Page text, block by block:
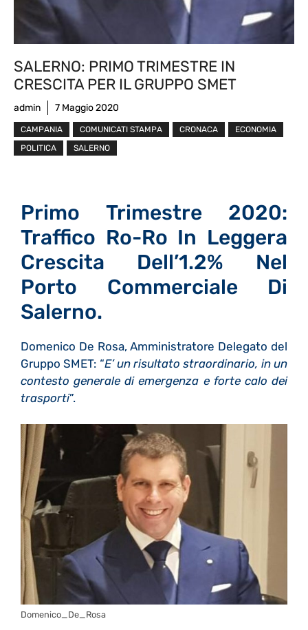
SALERNO: PRIMO TRIMESTRE IN
CRESCITA PER IL GRUPPO SMET
admin 7 Maggio 2020
CAMPANIA COMUNICATI STAMPA CRONACA
ECONOMIA
POLITICA
SALERNO
Primo Trimestre 2020:
Traffico Ro-Ro In Leggera
Crescita Dell’1.2% Nel
Porto Commerciale Di
Salerno.
Domenico De Rosa, Amministratore Delegato del
Gruppo SMET: “E’ un risultato straordinario, in un
contesto generale di emergenza e forte calo dei
trasporti”.
Domenico_De_Rosa